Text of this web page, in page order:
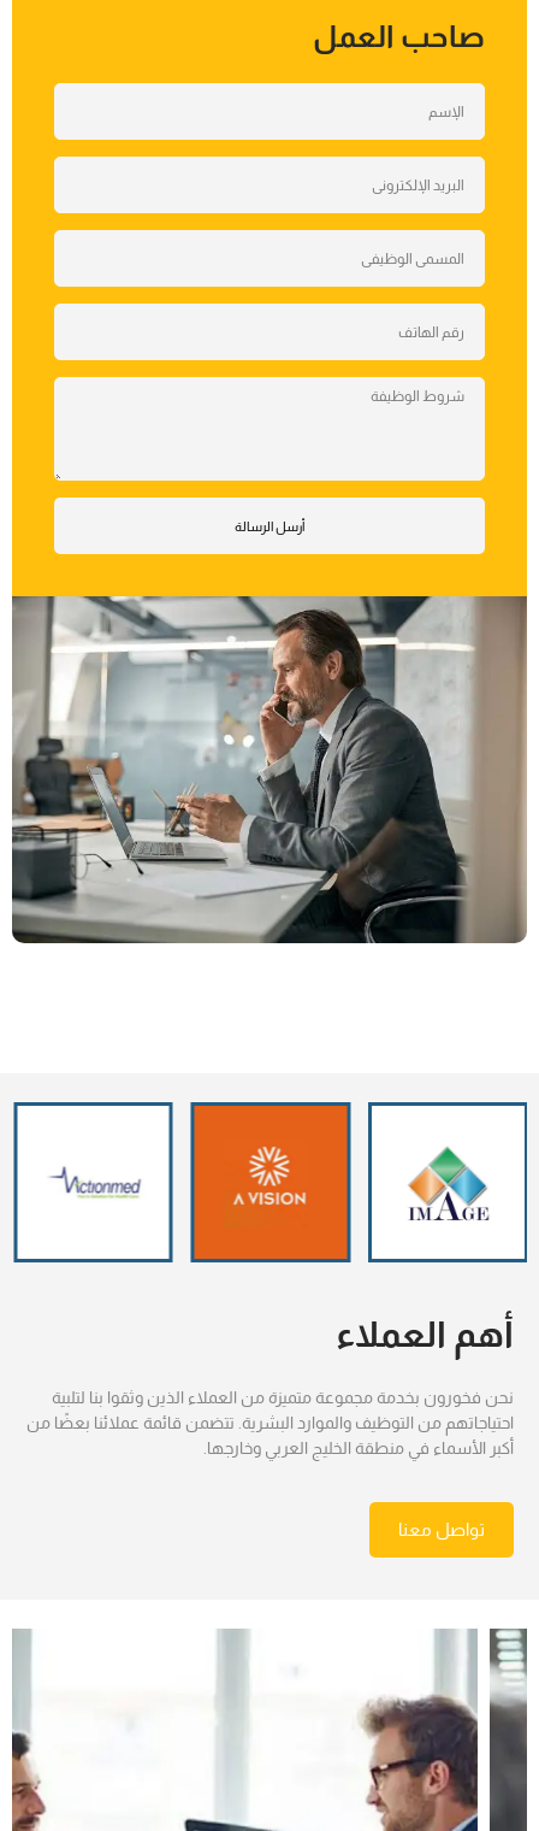
صاحب العمل
أرسل الرسالة
أهم العملاء
نحن فخورون بخدمة مجموعة متميزة من العملاء الذين وثقوا بنا لتلبية
احتياجاتهم من التوظيف والموارد البشرية. تتضمن قائمة عملائنا بعضًا من
أكبر الأسماء في منطقة الخليج العربي وخارجها.
تواصل معنا